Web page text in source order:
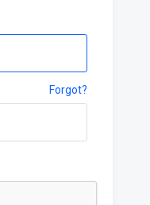
Forgot?